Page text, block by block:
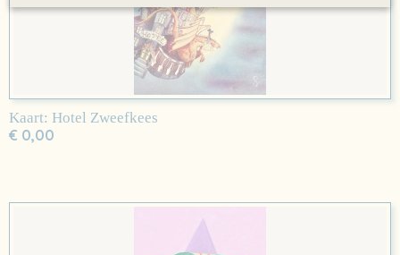
Kaart: Hotel Zweefkees
€ 0,00